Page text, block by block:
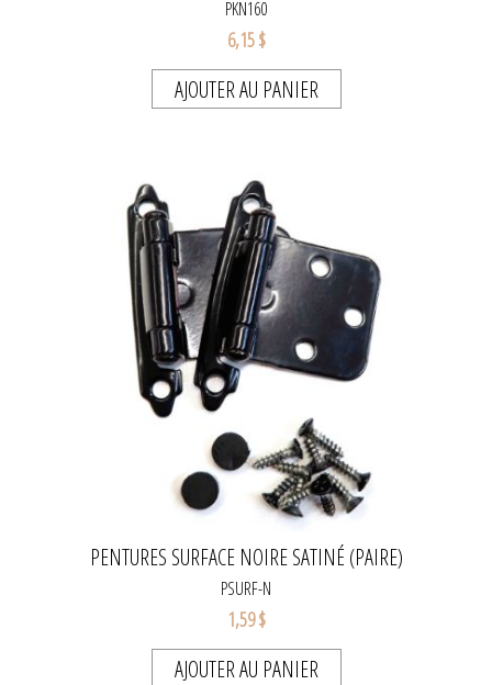
PKN160
6,15 $
AJOUTER AU PANIER
PENTURES SURFACE NOIRE SATINÉ (PAIRE)
PSURF-N
1,59 $
AJOUTER AU PANIER